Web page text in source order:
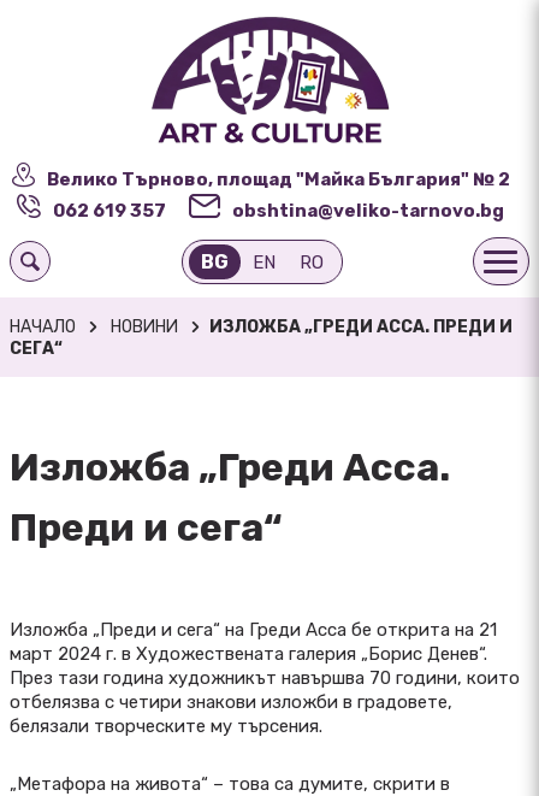
Велико Търново, площад "Майка България" № 2
062 619 357
obshtina@veliko-tarnovo.bg
BG EN RO
НАЧАЛО НОВИНИ
ИЗЛОЖБА „ГРЕДИ АССА. ПРЕДИ И
СЕГА“
Изложба „Греди Асса.
Преди и сега“
Изложба „Преди и сега“ на Греди Асса бе открита на 21
март 2024 г. в Художествената галерия „Борис Денев“.
През тази година художникът навършва 70 години, които
отбелязва с четири знакови изложби в градовете,
белязали творческите му търсения.
„Метафора на живота“ – това са думите, скрити в